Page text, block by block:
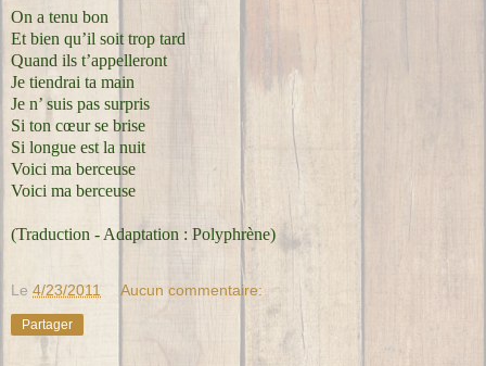
On a tenu bon
Et bien qu’il soit trop tard
Quand ils t’appelleront
Je tiendrai ta main
Je n’ suis pas surpris
Si ton cœur se brise
Si longue est la nuit
Voici ma berceuse
Voici ma berceuse
(Traduction - Adaptation : Polyphrène)
Le 4/23/2011 Aucun commentaire:
Partager